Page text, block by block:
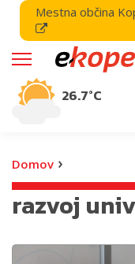
Mestna občina
26.7°C
Domov ›
razvoj